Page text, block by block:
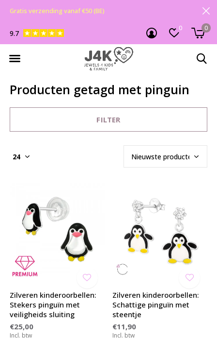
0 0
9.7
Gratis verzending vanaf €50 (BE)
Producten getagd met pinguin
FILTER
Zilveren kinderoorbellen:
Stekers pinguïn met
veiligheids sluiting
€25,00
Incl. btw
Zilveren kinderoorbellen:
Schattige pinguïn met
steentje
€11,90
Incl. btw